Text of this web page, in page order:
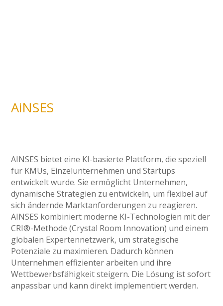
AiNSES
AINSES bietet eine KI-basierte Plattform, die speziell
für KMUs, Einzelunternehmen und Startups
entwickelt wurde. Sie ermöglicht Unternehmen,
dynamische Strategien zu entwickeln, um flexibel auf
sich ändernde Marktanforderungen zu reagieren.
AINSES kombiniert moderne KI-Technologien mit der
CRI®-Methode (Crystal Room Innovation) und einem
globalen Expertennetzwerk, um strategische
Potenziale zu maximieren. Dadurch können
Unternehmen effizienter arbeiten und ihre
Wettbewerbsfähigkeit steigern. Die Lösung ist sofort
anpassbar und kann direkt implementiert werden.